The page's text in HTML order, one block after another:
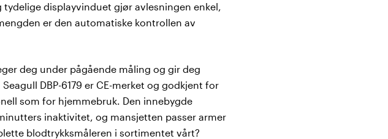
displayvinduet gjør avlesningen enkel,
er den automatiske kontrollen av
deg under pågående måling og gir deg
DBP-6179 er CE-merket og godkjent for
som for hjemmebruk. Den innebygde
inaktivitet, og mansjetten passer armer
blodtrykksmåleren i sortimentet vårt?